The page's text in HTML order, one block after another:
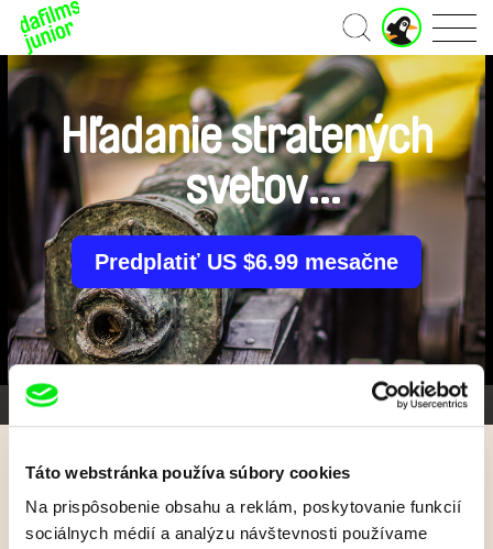
Táto webstránka používa súbory cookies
Na prispôsobenie obsahu a reklám, poskytovanie funkcií
sociálnych médií a analýzu návštevnosti používame
Domov
J
u
n
i
o
r
ú
č
Galéria 1/2
Hľadanie stratených
svetov
(Dobrodružtvo s
delovou guľou)
Predplatiť US $6.99 mesačne
Späť